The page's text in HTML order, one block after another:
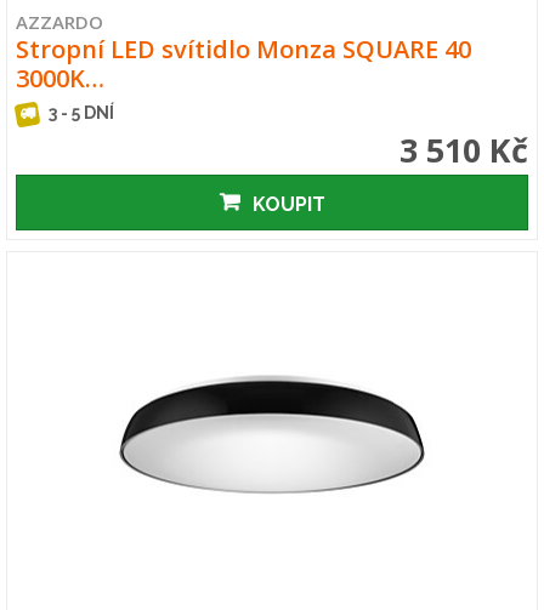
AZZARDO
Stropní LED svítidlo Monza SQUARE 40
3000K…
3 - 5 DNÍ
3 510 Kč
KOUPIT